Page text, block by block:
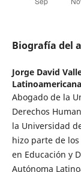
Biografía del
Jorge David
Latinoamericana
Abogado de la
Derechos
la Universidad
hizo parte de
en Educación y
Autónoma